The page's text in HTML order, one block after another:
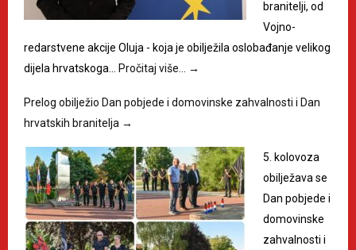
branitelji, od
Vojno-
redarstvene akcije Oluja - koja je obilježila oslobađanje velikog
dijela hrvatskoga… Pročitaj više… →
Prelog obilježio Dan pobjede i domovinske zahvalnosti i Dan
hrvatskih branitelja →
5. kolovoza
obilježava se
Dan pobjede i
domovinske
zahvalnosti i